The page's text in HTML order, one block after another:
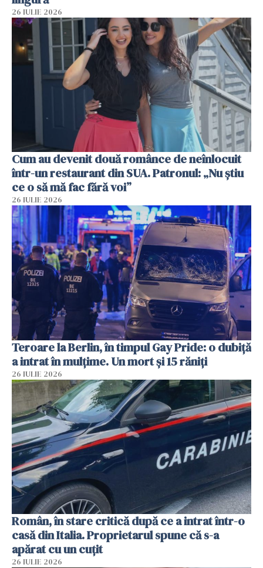
26 IULIE 2026
Cum au devenit două românce de neînlocuit
într-un restaurant din SUA. Patronul: „Nu știu
ce o să mă fac fără voi”
26 IULIE 2026
Teroare la Berlin, în timpul Gay Pride: o dubiță
a intrat în mulțime. Un mort și 15 răniți
26 IULIE 2026
Român, în stare critică după ce a intrat într-o
casă din Italia. Proprietarul spune că s-a
apărat cu un cuțit
26 IULIE 2026